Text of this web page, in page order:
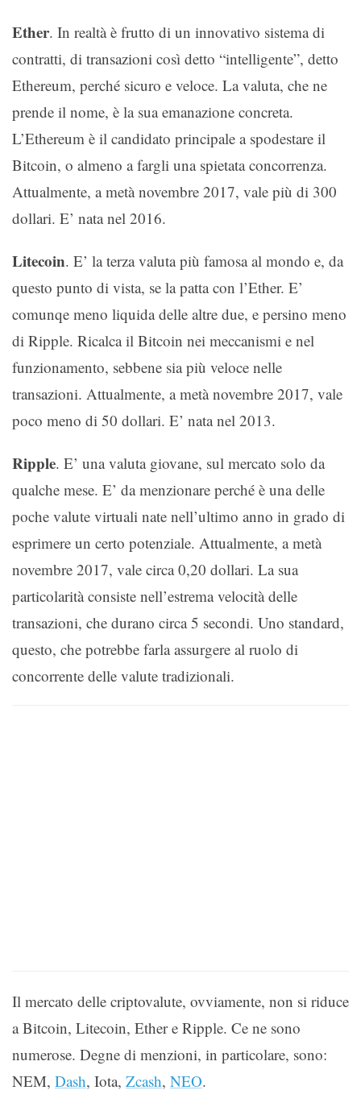
Ether. In realtà è frutto di un innovativo sistema di
contratti, di transazioni così detto “intelligente”, detto
Ethereum, perché sicuro e veloce. La valuta, che ne
prende il nome, è la sua emanazione concreta.
L’Ethereum è il candidato principale a spodestare il
Bitcoin, o almeno a fargli una spietata concorrenza.
Attualmente, a metà novembre 2017, vale più di 300
dollari. E’ nata nel 2016.
Litecoin. E’ la terza valuta più famosa al mondo e, da
questo punto di vista, se la patta con l’Ether. E’
comunqe meno liquida delle altre due, e persino meno
di Ripple. Ricalca il Bitcoin nei meccanismi e nel
funzionamento, sebbene sia più veloce nelle
transazioni. Attualmente, a metà novembre 2017, vale
poco meno di 50 dollari. E’ nata nel 2013.
Ripple. E’ una valuta giovane, sul mercato solo da
qualche mese. E’ da menzionare perché è una delle
poche valute virtuali nate nell’ultimo anno in grado di
esprimere un certo potenziale. Attualmente, a metà
novembre 2017, vale circa 0,20 dollari. La sua
particolarità consiste nell’estrema velocità delle
transazioni, che durano circa 5 secondi. Uno standard,
questo, che potrebbe farla assurgere al ruolo di
concorrente delle valute tradizionali.
Il mercato delle criptovalute, ovviamente, non si riduce
a Bitcoin, Litecoin, Ether e Ripple. Ce ne sono
numerose. Degne di menzioni, in particolare, sono:
NEM, Dash, Iota, Zcash, NEO.